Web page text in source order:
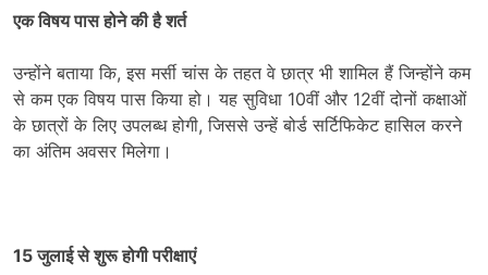
एक विषय पास होने की है शर्त
उन्होंने बताया कि, इस मर्सी चांस के तहत वे छात्र भी शामिल हैं जिन्होंने कम
से कम एक विषय पास किया हो। यह सुविधा 10वीं और 12वीं दोनों कक्षाओं
के छात्रों के लिए उपलब्ध होगी, जिससे उन्हें बोर्ड सर्टिफिकेट हासिल करने
का अंतिम अवसर मिलेगा।
15 जुलाई से शुरू होगी परीक्षाएं